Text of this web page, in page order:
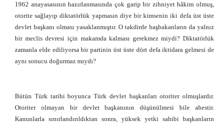
1962 anayasasının hazırlanmasında çok garip bir zihniyet hâkim olmuş,
otorite sağlayıp diktatörlük yapmasın diye bir kimsenin iki defa üst üste
devlet başkanı olması yasaklanmıştır. O takdirde başbakanların da yalnız
bir meclis devresi için makamda kalması gerekmez miydi? Diktatörlük
zamanla elde ediliyorsa bir partinin üst üste dört defa iktidara gelmesi de
aynı sonucu doğurmaz mıydı?
Bütün Türk tarihi boyunca Türk devlet başkanları otoriter olmuşlardır.
Otoriter olmayan bir devlet başkanının düşünülmesi bile abestir.
Kanunlarla sınırlandırıldıktan sonra, yüksek yetki sahibi başkanların